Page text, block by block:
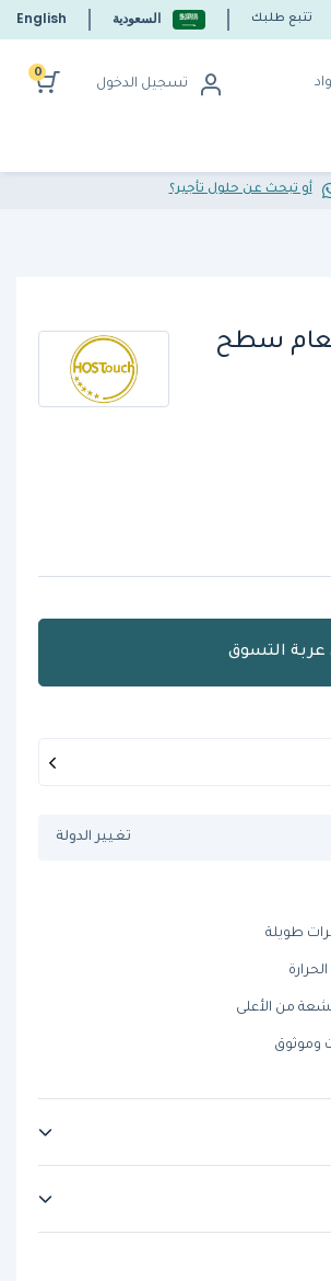
تتبع طلبك السعودية English
تسجيل الدخول
0
أو تبحث عن حلول تأجير؟
تدفئة طعام سطح
عربة التسوق
تغيير الدولة
طويلة
من الأعلى
وموثوق